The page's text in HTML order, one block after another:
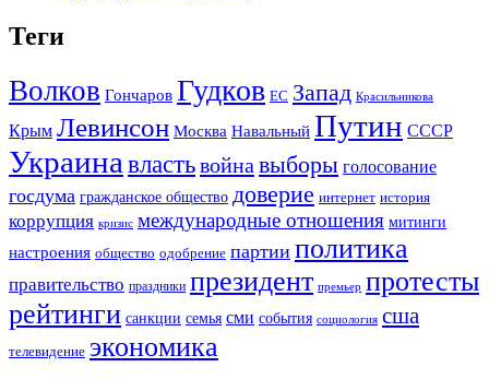
Теги
Волков Гончаров Гудков ЕС Запад Красильникова
Крым Левинсон Москва Навальный Путин СССР
Украина властьвойна выборы голосование
госдума гражданское общество доверие интернет история
коррупция кризис международные отношения митинги
настроения общество одобрение партии политика
правительство праздники президент премьер протесты
рейтинги санкции семья сми события социология сша
телевидение экономика